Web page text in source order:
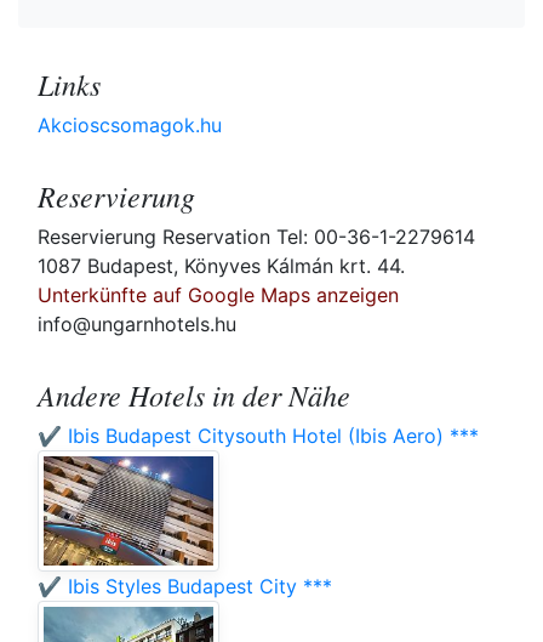
Links
Akcioscsomagok.hu
Reservierung
Reservierung Reservation Tel: 00-36-1-2279614
1087 Budapest, Könyves Kálmán krt. 44.
Unterkünfte auf Google Maps anzeigen
info@ungarnhotels.hu
Andere Hotels in der Nähe
✔️ Ibis Budapest Citysouth Hotel (Ibis Aero) ***
✔️ Ibis Styles Budapest City ***